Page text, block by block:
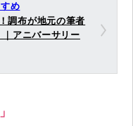
め
調布が地元の筆者
アニバーサリー